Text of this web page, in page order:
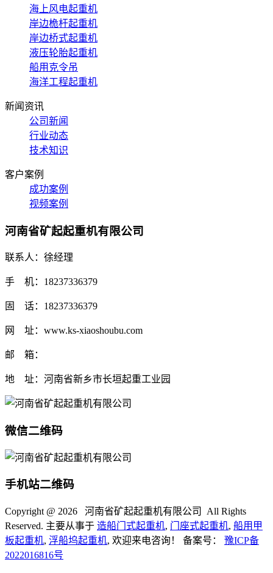
海上风电起重机
岸边桅杆起重机
岸边桥式起重机
液压轮胎起重机
船用克令吊
海洋工程起重机
新闻资讯
公司新闻
行业动态
技术知识
客户案例
成功案例
视频案例
河南省矿起起重机有限公司
联系人：徐经理
手 机：18237336379
固 话：18237336379
网 址：www.ks-xiaoshoubu.com
邮 箱：
地 址：河南省新乡市长垣起重工业园
微信二维码
手机站二维码
Copyright @ 2026 河南省矿起起重机有限公司 All Rights
Reserved. 主要从事于 造船门式起重机, 门座式起重机, 船用甲
板起重机, 浮船坞起重机, 欢迎来电咨询！ 备案号： 豫ICP备
2022016816号